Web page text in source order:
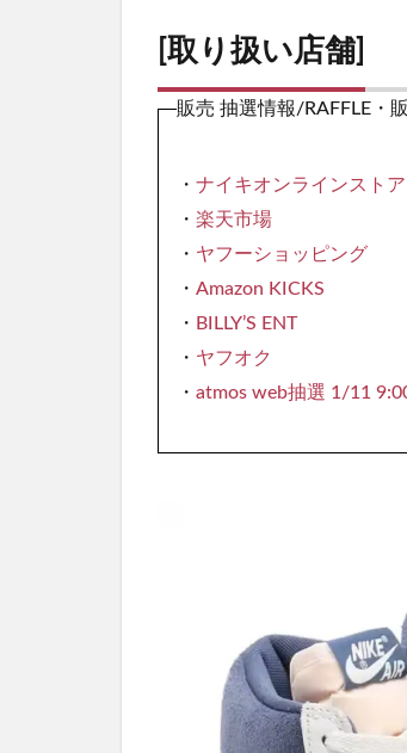
[取り扱い店舗]
販売 抽選情報/RAFFLE
・ ナイキオンラインストア
・ 楽天市場
・ ヤフーショッピング
・ Amazon KICKS
・ BILLY’S ENT
・ ヤフオク
・ atmos web抽選 1/11